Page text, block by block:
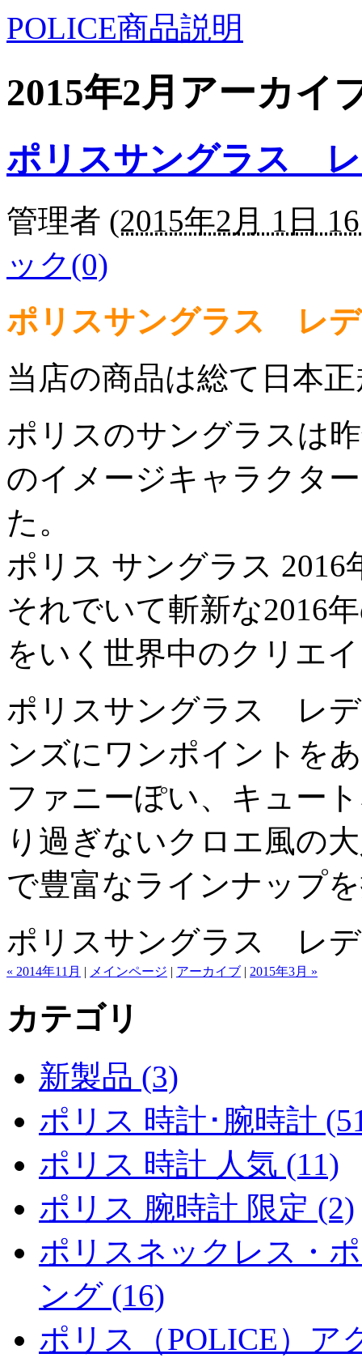
POLICE商品説明
2015年2月アーカイ
ポリスサングラス
管理者 (2015年2月 1日
ック(0)
ポリスサングラス レ
当店の商品は総て日本
ポリスのサングラスは
のイメージキャラクタ
た。
ポリス サングラス
それでいて斬新な2016
をいく世界中のクリエ
ポリスサングラス レ
ンズにワンポイントを
ファニーぽい、キュー
り過ぎないクロエ風の
で豊富なラインナップ
ポリスサングラス レデ
« 2014年11月 | メインページ | アーカイブ | 2015年3月 »
カテゴリ
新製品 (3)
ポリス 時計･腕時計
ポリス 時計 人気 (11)
ポリス 腕時計 限定 (2)
ポリスネックレス・
ング (16)
ポリス（POLICE）ア